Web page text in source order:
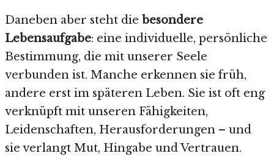
Daneben aber steht die besondere
Lebensaufgabe: eine individuelle, persönliche
Bestimmung, die mit unserer Seele
verbunden ist. Manche erkennen sie früh,
andere erst im späteren Leben. Sie ist oft eng
verknüpft mit unseren Fähigkeiten,
Leidenschaften, Herausforderungen – und
sie verlangt Mut, Hingabe und Vertrauen.